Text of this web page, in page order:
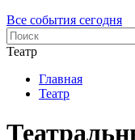
Все события сегодня
Театр
Главная
Театр